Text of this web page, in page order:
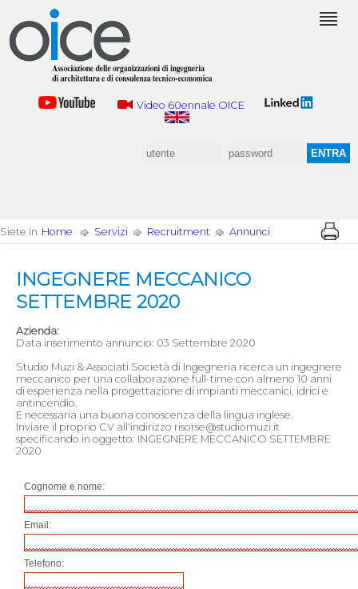
Video 60ennale OICE
Siete in Home Servizi Recruitment Annunci
INGEGNERE MECCANICO
SETTEMBRE 2020
Azienda:
Data inserimento annuncio: 03 Settembre 2020
Studio Muzi & Associati Società di Ingegneria ricerca un ingegnere
meccanico per una collaborazione full-time con almeno 10 anni
di esperienza nella progettazione di impianti meccanici, idrici e
antincendio.
E necessaria una buona conoscenza della lingua inglese.
Inviare il proprio CV all'indirizzo risorse@studiomuzi.it
specificando in oggetto: INGEGNERE MECCANICO SETTEMBRE
2020
Cognome e nome:
Email:
Telefono: